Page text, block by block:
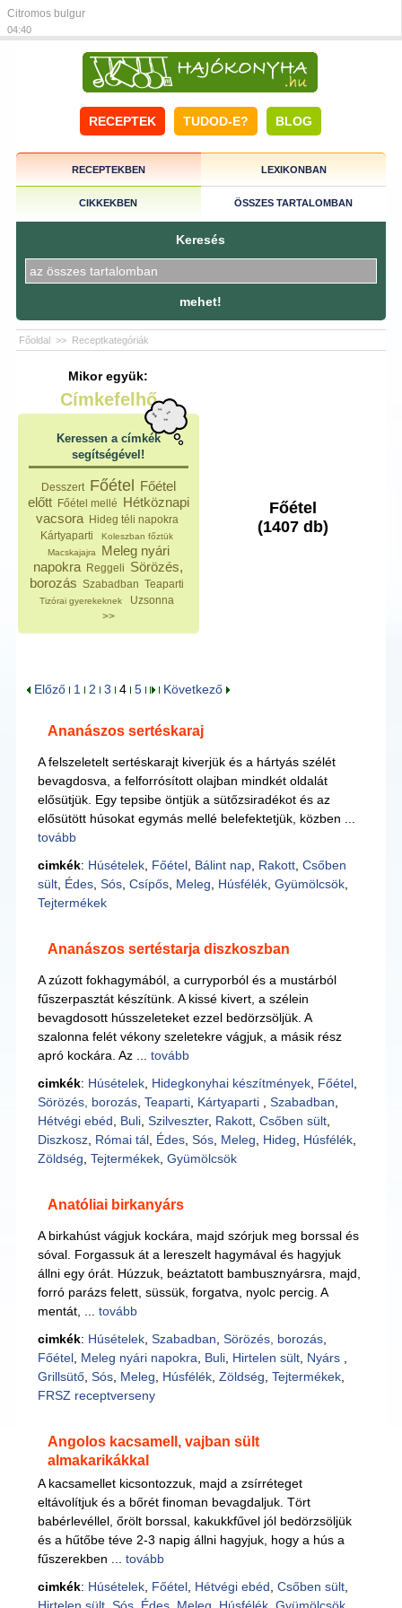
Citromos bulgur
04:40
RECEPTEK TUDOD-E? BLOG
RECEPTEKBEN LEXIKONBAN
CIKKEKBEN ÖSSZES TARTALOMBAN
Keresés
mehet!
Főoldal >> Receptkategóriák
Mikor együk:
Címkefelhő
Keressen a címkék
segítségével!
Desszert Főétel
Főétel
előtt Főétel mellé Hétköznapi
vacsora Hideg téli napokra
Kártyaparti
Koleszban főztük
Macskajajra
Meleg nyári
napokra Reggeli Sörözés,
borozás Szabadban Teaparti
Tizórai gyerekeknek
Uzsonna
>>
Főétel
(1407 db)
Előző 1 2 3 4 5 Következő
Ananászos sertéskaraj
A felszeletelt sertéskarajt kiverjük és a hártyás szélét
bevagdosva, a felforrósított olajban mindkét oldalát
elősütjük. Egy tepsibe öntjük a sütőzsiradékot és az
elősütött húsokat egymás mellé belefektetjük, közben ...
tovább
cimkék: Húsételek, Főétel, Bálint nap, Rakott, Csőben
sült, Édes, Sós, Csípős, Meleg Húsfélék, Gyümölcsök,
Tejtermékek
Ananászos sertéstarja diszkoszban
A zúzott fokhagymából, a curryporból és a mustárból
fűszerpasztát készítünk. A kissé kivert, a szélein
bevagdosott hússzeleteket ezzel bedörzsöljük. A
szalonna felét vékony szeletekre vágjuk, a másik rész
apró kockára. Az ... tovább
cimkék: Húsételek, Hidegkonyhai készítmények, Főétel,
Sörözés, borozás, Teaparti, Kártyaparti Szabadban
Hétvégi ebéd
Buli, Szilveszter, Rakott, Csőben sült,
Diszkosz, Római tál, Édes, Sós, Meleg Hideg Húsfélék,
Zöldség Tejtermékek, Gyümölcsök
Anatóliai birkanyárs
A birkahúst vágjuk kockára, majd szórjuk meg borssal és
sóval. Forgassuk át a lereszelt hagymával és hagyjuk
állni egy órát. Húzzuk, beáztatott bambusznyársra, majd,
forró parázs felett, süssük, forgatva, nyolc percig. A
mentát, ... tovább
cimkék: Húsételek, Szabadban Sörözés, borozás,
Főétel, Meleg nyári napokra Buli, Hirtelen sült, Nyárs
Grillsütő, Sós, Meleg Húsfélék, Zöldség Tejtermékek,
FRSZ receptverseny
Angolos kacsamell, vajban sült
almakarikákkal
A kacsamellet kicsontozzuk, majd a zsírréteget
eltávolítjuk és a bőrét finoman bevagdaljuk. Tört
babérlevéllel, őrölt borssal, kakukkfűvel jól bedörzsöljük
és a hűtőbe téve 2-3 napig állni hagyjuk, hogy a hús a
fűszerekben ... tovább
cimkék: Húsételek, Főétel, Hétvégi ebéd Csőben sült,